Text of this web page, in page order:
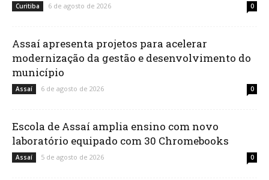
Curitiba 6 de agosto de 2026 0
Assaí apresenta projetos para acelerar
modernização da gestão e desenvolvimento do
município
Assaí 6 de agosto de 2026 0
Escola de Assaí amplia ensino com novo
laboratório equipado com 30 Chromebooks
Assaí 5 de agosto de 2026 0